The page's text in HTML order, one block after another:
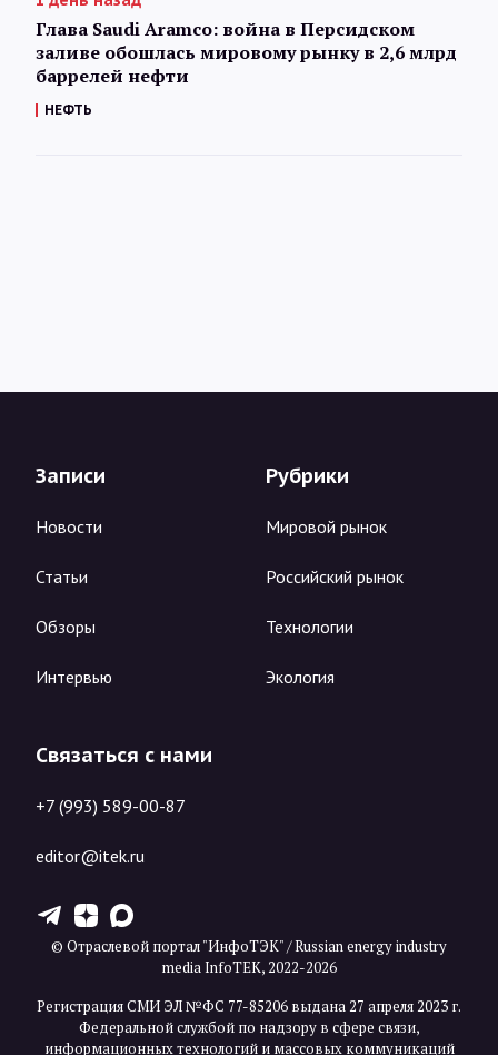
Глава Saudi Aramco: война в Персидском
заливе обошлась мировому рынку в 2,6 млрд
баррелей нефти
НЕФТЬ
Записи
Новости
Статьи
Обзоры
Интервью
Рубрики
Мировой рынок
Российский рынок
Технологии
Экология
Связаться с нами
+7 (993) 589-00-87
editor@itek.ru
T Z X
© Отраслевой портал "ИнфоТЭК" / Russian energy industry
media InfoTEK, 2022-2026
Регистрация СМИ ЭЛ №ФС 77-85206 выдана 27 апреля 2023 г.
Федеральной службой по надзору в сфере связи,
информационных технологий и массовых коммуникаций